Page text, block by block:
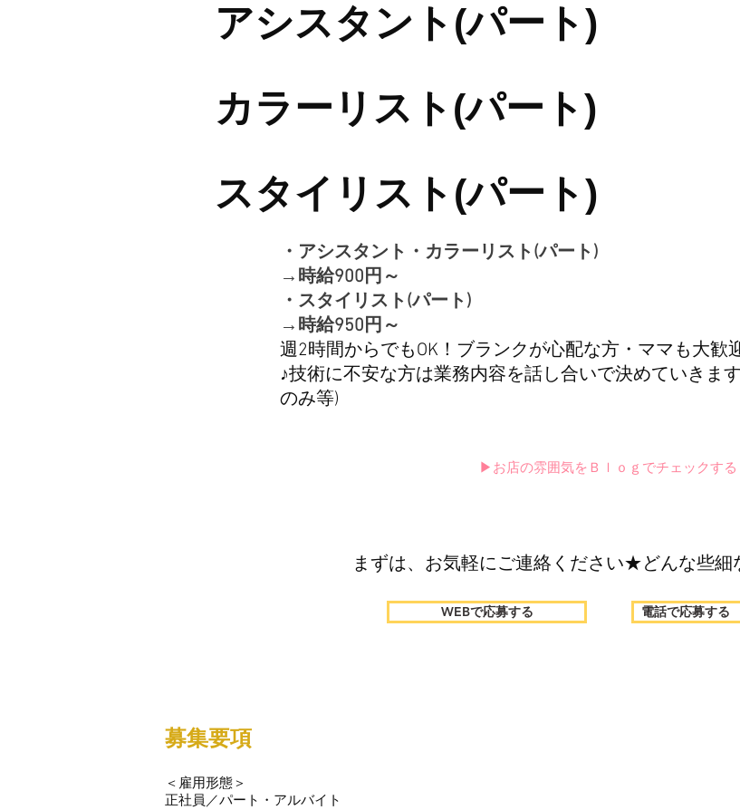
アシスタント(パート)
カラーリスト(パート)
スタイリスト(パート)
・アシスタント・カラーリスト(パート)
→時給900円～
・スタイリスト(パート)
→時給950円～
週2時間からでもOK！ブランクが心配な方・ママも大歓
♪技術に不安な方は業務内容を話し合いで決めていきま
のみ等)
▶お店の雰囲気をＢｌｏｇでチェックする
まずは、お気軽にご連絡ください★どんな些細
WEBで応募する 電話で応募する
募集要項
＜雇用形態＞
正社員／パート・アルバイト